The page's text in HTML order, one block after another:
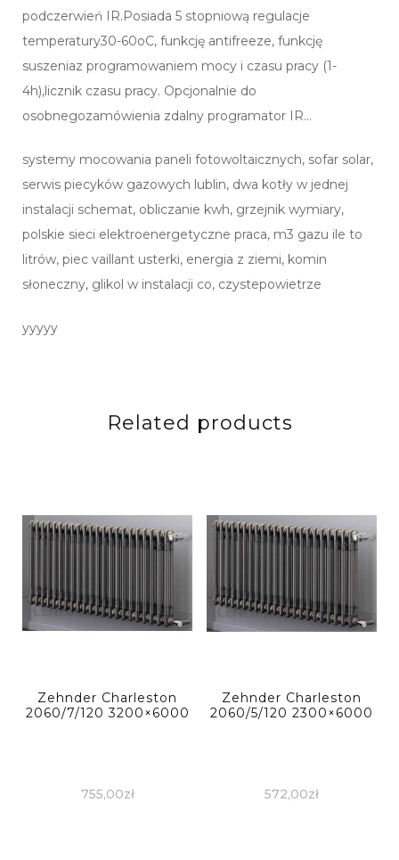
podczerwień IR.Posiada 5 stopniową regulacje
temperatury30-60oC, funkcję antifreeze, funkcję
suszeniaz programowaniem mocy i czasu pracy (1-
4h),licznik czasu pracy. Opcjonalnie do
osobnegozamówienia zdalny programator IR…
systemy mocowania paneli fotowoltaicznych, sofar solar,
serwis piecyków gazowych lublin, dwa kotły w jednej
instalacji schemat, obliczanie kwh, grzejnik wymiary,
polskie sieci elektroenergetyczne praca, m3 gazu ile to
litrów, piec vaillant usterki, energia z ziemi, komin
słoneczny, glikol w instalacji co, czystepowietrze
yyyyy
Related products
Zehnder Charleston
2060/7/120 3200×6000
755,00zł
Zehnder Charleston
2060/5/120 2300×6000
572,00zł